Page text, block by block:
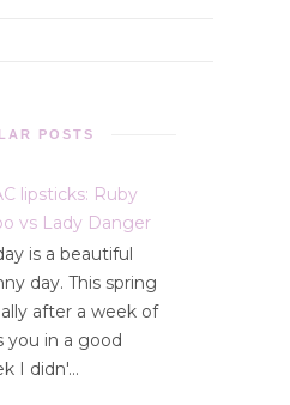
POSTS
lipsticks: Ruby
vs Lady Danger
is a beautiful
day. This spring
after a week of
you in a good
I didn'...